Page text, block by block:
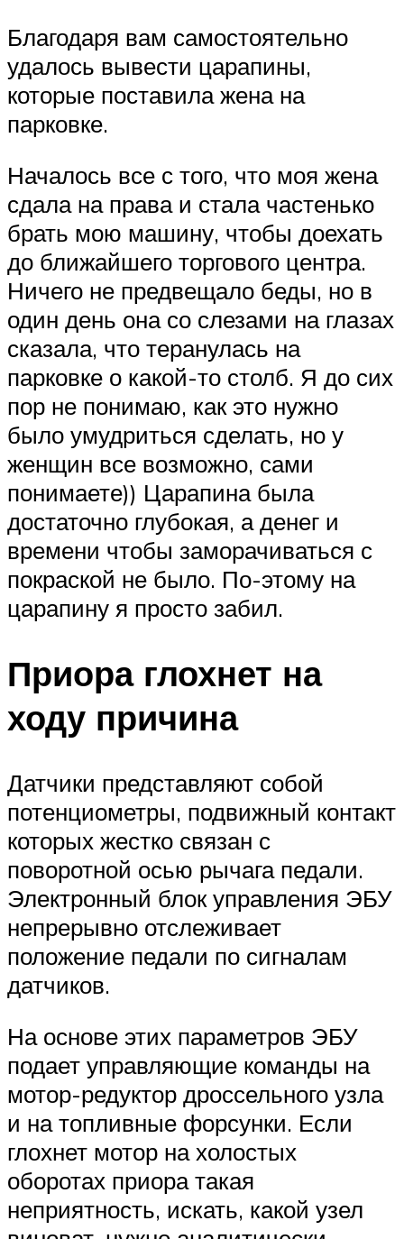
Благодаря вам самостоятельно
удалось вывести царапины,
которые поставила жена на
парковке.
Началось все с того, что моя жена
сдала на права и стала частенько
брать мою машину, чтобы доехать
до ближайшего торгового центра.
Ничего не предвещало беды, но в
один день она со слезами на глазах
сказала, что теранулась на
парковке о какой-то столб. Я до сих
пор не понимаю, как это нужно
было умудриться сделать, но у
женщин все возможно, сами
понимаете)) Царапина была
достаточно глубокая, а денег и
времени чтобы заморачиваться с
покраской не было. По-этому на
царапину я просто забил.
Приора глохнет на
ходу причина
Датчики представляют собой
потенциометры, подвижный контакт
которых жестко связан с
поворотной осью рычага педали.
Электронный блок управления ЭБУ
непрерывно отслеживает
положение педали по сигналам
датчиков.
На основе этих параметров ЭБУ
подает управляющие команды на
мотор-редуктор дроссельного узла
и на топливные форсунки. Если
глохнет мотор на холостых
оборотах приора такая
неприятность, искать, какой узел